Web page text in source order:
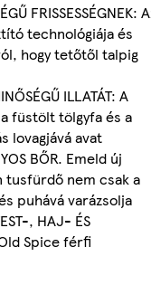
FRISSESSÉGNEK:
technológiája és
hogy tetőtől talpig
ILLATÁT: A
füstölt tölgyfa és a
lovagjává avat
BŐR. Emeld új
tusfürdő nem csak a
puhává varázsolja
, HAJ- ÉS
Spice férfi